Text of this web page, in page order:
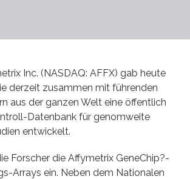
Inc. (NASDAQ: AFFX) gab heute
derzeit zusammen mit führenden
aus der ganzen Welt eine öffentlich
Datenbank für genomweite
entwickelt.
Forscher die Affymetrix GeneChip?-
Arrays ein. Neben dem Nationalen